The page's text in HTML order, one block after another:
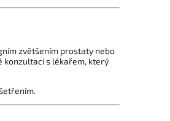
zvětšením prostaty nebo
konzultaci s lékařem, který